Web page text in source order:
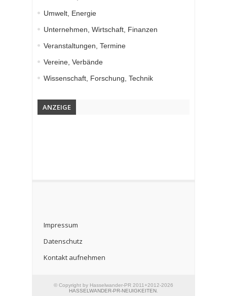
Umwelt, Energie
Unternehmen, Wirtschaft, Finanzen
Veranstaltungen, Termine
Vereine, Verbände
Wissenschaft, Forschung, Technik
ANZEIGE
Impressum
Datenschutz
Kontakt aufnehmen
© Copyright by Hasselwander-PR 2011+2012-2026
HASSELWANDER-PR-NEUIGKEITEN.